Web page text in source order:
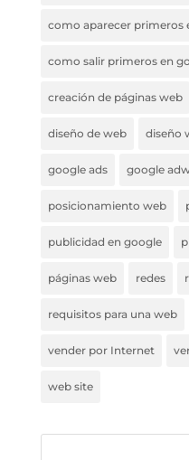
como aparecer primeros
como salir primeros en
creación de páginas web
diseño de web diseño
google ads google
posicionamiento web
publicidad en google
páginas web redes
requisitos para una web
vender por Internet
web site